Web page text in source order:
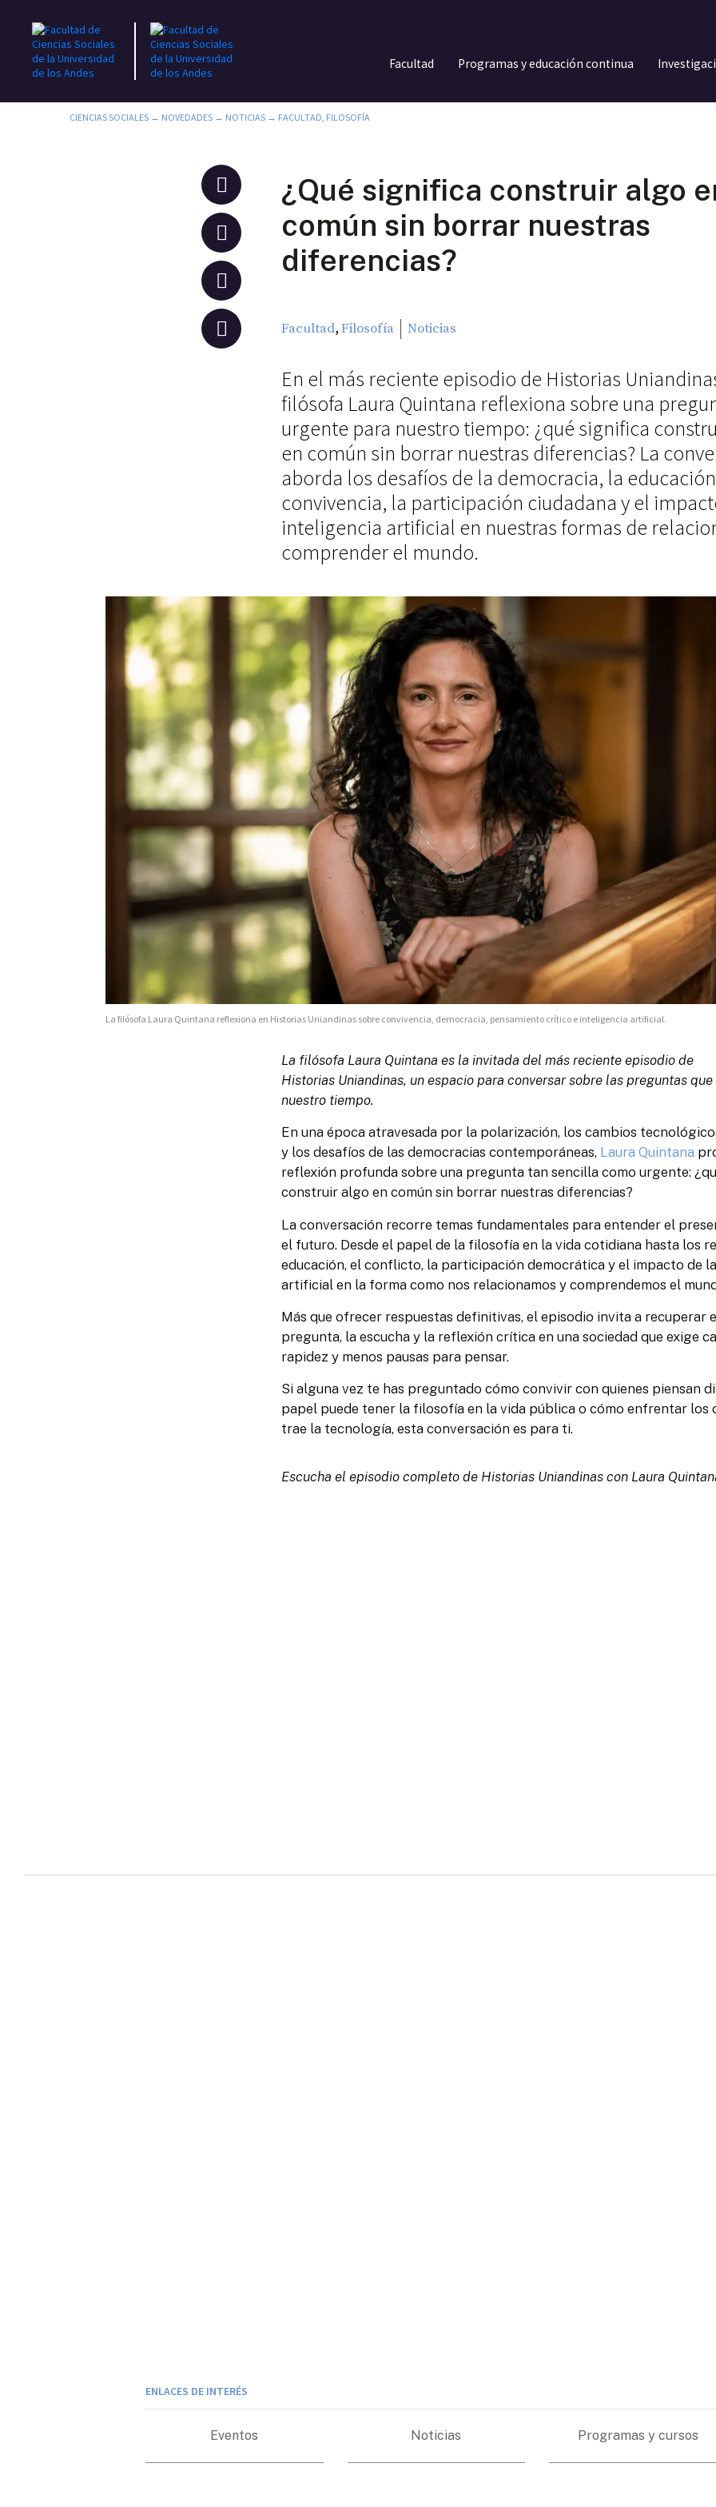
Facultad Programas y educación continua
CIENCIAS SOCIALES → NOVEDADES → NOTICIAS → FACULTAD, FILOSOFÍA
¿Qué significa construir algo
común sin borrar nuestras
diferencias?
Facultad,Filosofía Noticias
En el más reciente episodio de Historias
filósofa Laura Quintana reflexiona sobre una
urgente para nuestro tiempo: ¿qué significa
en común sin borrar nuestras diferencias? La
aborda los desafíos de la democracia, la
convivencia, la participación ciudadana y el
inteligencia artificial en nuestras formas de
comprender el mundo.
La filósofa Laura Quintana reflexiona en Historias Uniandinas sobre convivencia, democracia, pensamiento crítico e inteligencia artificial.
La filósofa Laura Quintana es la invitada del más reciente episodio de
Historias Uniandinas, un espacio para conversar sobre las preguntas
nuestro tiempo.
En una época atravesada por la polarización, los cambios
y los desafíos de las democracias contemporáneas, Laura Quintana
reflexión profunda sobre una pregunta tan sencilla como urgente:
construir algo en común sin borrar nuestras diferencias?
La conversación recorre temas fundamentales para entender el
el futuro. Desde el papel de la filosofía en la vida cotidiana hasta los
educación, el conflicto, la participación democrática y el impacto de
artificial en la forma como nos relacionamos y comprendemos el
Más que ofrecer respuestas definitivas, el episodio invita a recuperar
pregunta, la escucha y la reflexión crítica en una sociedad que exige
rapidez y menos pausas para pensar.
Si alguna vez te has preguntado cómo convivir con quienes piensan
papel puede tener la filosofía en la vida pública o cómo enfrentar los
trae la tecnología, esta conversación es para ti.
Escucha el episodio completo de Historias Uniandinas con Laura
ENLACES DE INTERÉS
Eventos Noticias Programas y cursos